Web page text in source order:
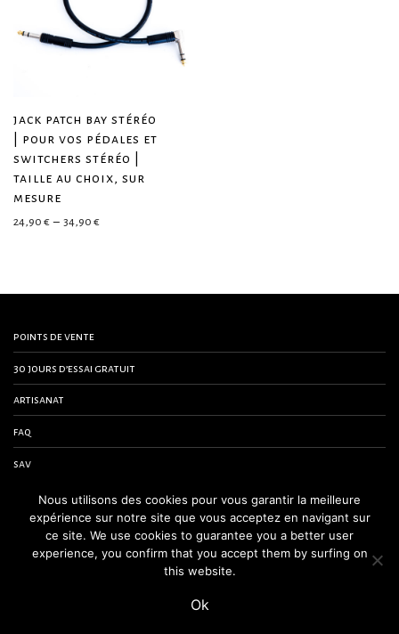
jack patch bay stéréo
| pour vos pédales et
switchers stéréo |
taille au choix, sur
mesure
24,90 € – 34,90 €Plage de prix : 24,90 € à 34,90 €
points de vente
30 jours d’essai gratuit
artisanat
faq
sav
contactez-nous
conditions générales de vente
mentions légales
Nous utilisons des cookies pour vous garantir la meilleure
expérience sur notre site que vous acceptez en navigant sur
ce site. We use cookies to guarantee you a better user
experience, you confirm that you accept them by surfing on
this website.
Ok